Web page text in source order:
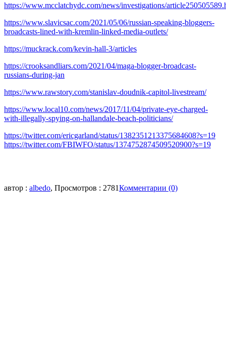
https://www.mcclatchydc.com/news/investigations/
https://www.slavicsac.com/2021/05/06/russian-speaking-bloggers-
broadcasts-lined-with-kremlin-linked-media-outlets/
https://muckrack.com/kevin-hall-3/articles
https://crooksandliars.com/2021/04/maga-blogger-broadcast-
russians-during-jan
https://www.rawstory.com/stanislav-doudnik-capitol-livestream/
https://www.local10.com/news/2017/11/04/private-eye-charged-
with-illegally-spying-on-hallandale-beach-politicians/
https://twitter.com/ericgarland/status/1382351213375684608?s=19
https://twitter.com/FBIWFO/status/1374752874509520900?s=19
автор : albedo, Просмотров : 2781Комментарии (0)